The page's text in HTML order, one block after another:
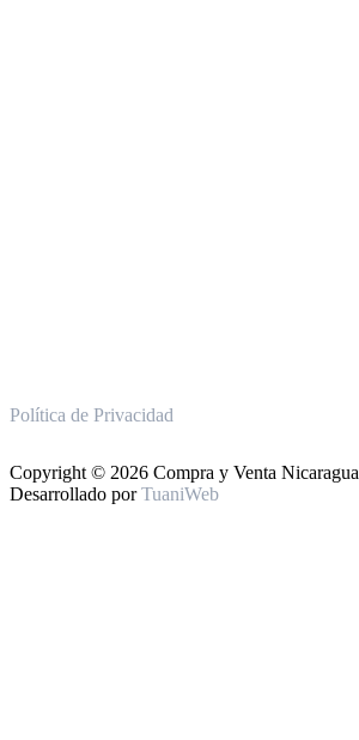
Política de Privacidad
Copyright © 2026 Compra y Venta Nicaragua
Desarrollado porTuaniWeb